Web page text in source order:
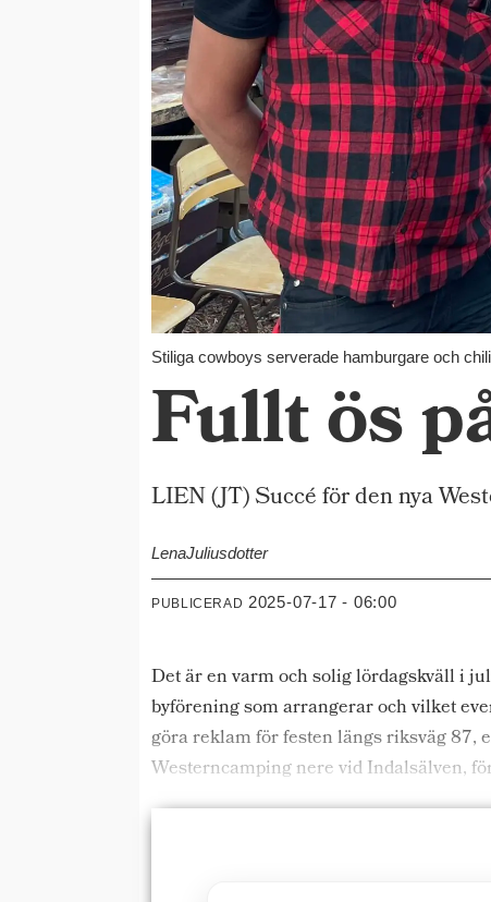
Stiliga cowboys serverade hamburgare och
Fullt ös
LIEN (JT) Succé för den nya
LenaJuliusdotter
PUBLICERAD 2025-07-17 - 06:00
Det är en varm och solig lördagskväll i
byförening som arrangerar och vilket
göra reklam för festen längs riksväg 87,
Westerncamping nere vid Indalsälven,